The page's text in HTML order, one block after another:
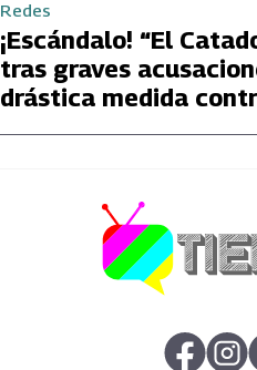
Redes
¡Escándalo! “El
tras graves
drástica medida
abre